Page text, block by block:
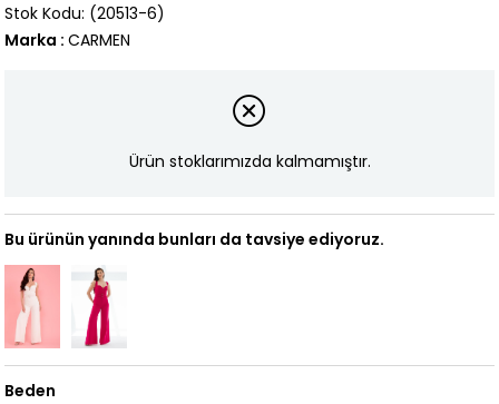
(20513-6)
Marka : CARMEN
Ürün stoklarımızda kalmamıştır.
Bu ürünün yanında bunları da tavsiye ediyoruz.
Beden